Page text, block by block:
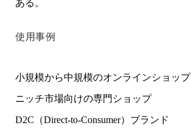
ある。
使用事例
小規模から中規模のオンラインショップ
ニッチ市場向けの専門ショップ
D2C（Direct-to-Consumer）ブランド